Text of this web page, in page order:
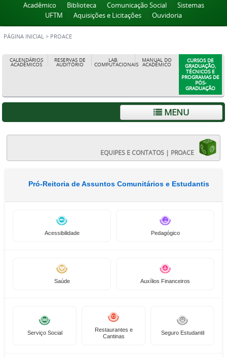
Acadêmico
Biblioteca Comunicação Social
Sistemas
UFTM
Aquisições e Licitações Ouvidoria
PÁGINA INICIAL > PROACE
CALENDÁRIOS
ACADÊMICOS
RESERVAS DE
AUDITÓRIO
LAB.
COMPUTACIONAIS
MANUAL DO
ACADÊMICO
CURSOS DE
GRADUAÇÃO,
TÉCNICOS E
PROGRAMAS DE
PÓS-
GRADUAÇÃO
MENU
EQUIPES E CONTATOS | PROACE
Pró-Reitoria de Assuntos Comunitários e Estudantis
Acessibilidade Pedagógico
Saúde Auxílios Financeiros
Serviço Social
Restaurantes e
Cantinas
Seguro Estudantil